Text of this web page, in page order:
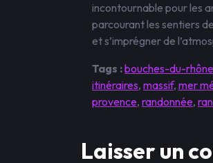
incontournable pour les
parcourant les sentiers
et s’imprégner de
Tags :bouches-du-rhône
itinéraires, massif, mer
provence, randonnée,
Laisser un